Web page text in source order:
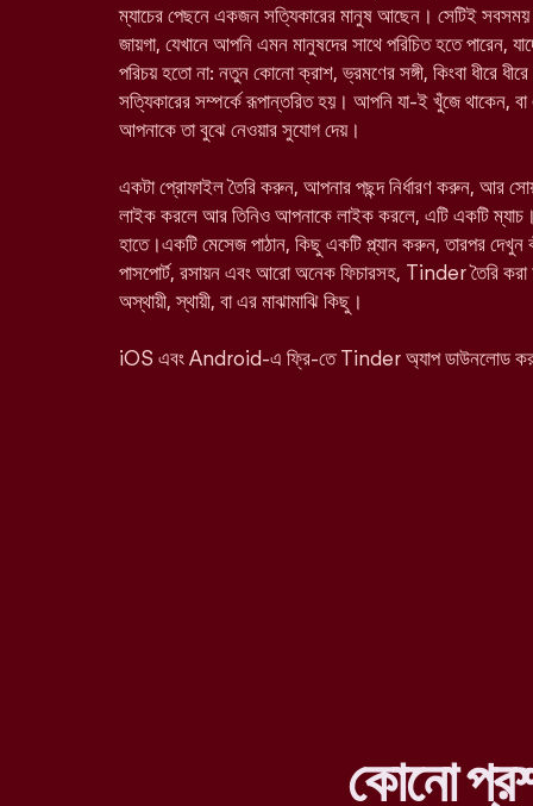
ম্যাচের পেছনে একজন সত্যিকারের মানুষ আছেন। সেটিই
জায়গা, যেখানে আপনি এমন মানুষদের সাথে পরিচিত হতে পারেন,
পরিচয় হতো না: নতুন কোনো ক্রাশ, ভ্রমণের সঙ্গী, কিংবা ধীরে
সত্যিকারের সম্পর্কে রূপান্তরিত হয়। আপনি যা-ই খুঁজে থাকেন,
আপনাকে তা বুঝে নেওয়ার সুযোগ দেয়।
একটা প্রোফাইল তৈরি করুন, আপনার পছন্দ নির্ধারণ করুন, আর
লাইক করলে আর তিনিও আপনাকে লাইক করলে, এটি একটি
হাতে।একটি মেসেজ পাঠান, কিছু একটি প্ল্যান করুন, তারপর
পাসপোর্ট, রসায়ন এবং আরো অনেক ফিচারসহ, Tinder তৈরি
অস্থায়ী, স্থায়ী, বা এর মাঝামাঝি কিছু।
iOS এবং Android-এ ফ্রি-তে Tinder অ্যাপ ডাউনলোড
কোনো